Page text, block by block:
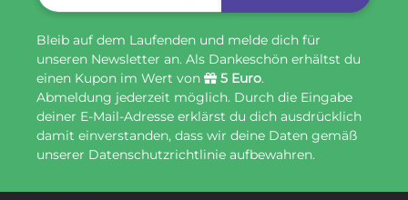
Bleib auf dem Laufenden und melde dich für
unseren Newsletter an. Als Dankeschön erhältst du
einen Kupon im Wert von
5 Euro.
Abmeldung jederzeit möglich. Durch die Eingabe
deiner E-Mail-Adresse erklärst du dich ausdrücklich
damit einverstanden, dass wir deine Daten gemäß
unserer Datenschutzrichtlinie aufbewahren.